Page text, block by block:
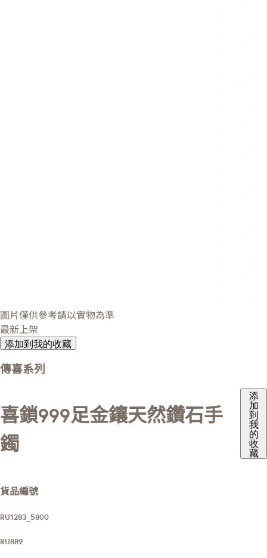
圖片僅供參考請以實物為準
最新上架
添加到我的收藏
傳喜系列
喜鎖999足金鑲天然鑽石手
鐲
添
加
到
我
的
收
藏
貨品編號
RU1283_5800
RU889